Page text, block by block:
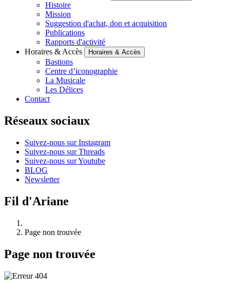
Histoire
Mission
Suggestion d'achat, don et acquisition
Publications
Rapports d'activité
Horaires & Accès
Horaires & Accès
Bastions
Centre d’iconographie
La Musicale
Les Délices
Contact
Réseaux sociaux
Suivez-nous sur Instagram
Suivez-nous sur Threads
Suivez-nous sur Youtube
BLOG
Newsletter
Fil d'Ariane
Page non trouvée
Page non trouvée